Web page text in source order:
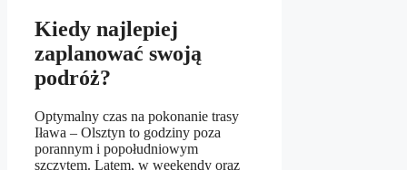
Kiedy najlepiej
zaplanować swoją
podróż?
Optymalny czas na pokonanie trasy
Iława – Olsztyn to godziny poza
porannym i popołudniowym
szczytem. Latem, w weekendy oraz